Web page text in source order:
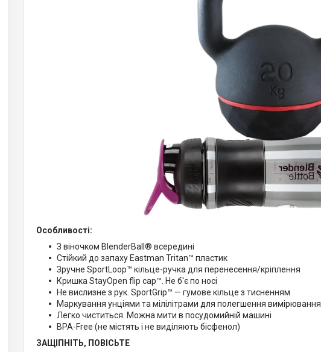
Особливості:
З віночком BlenderBall® всередині
Стійкий до запаху Eastman Tritan™ пластик
Зручне SportLoop™ кільце-ручка для перенесення/кріплення
Кришка StayOpen flip cap™. Не б'є по носі
Не вислизне з рук. SportGrip™ — гумове кільце з тисненням
Маркування унціями та мілілітрами для полегшення вимірювання
Легко чиститься. Можна мити в посудомийній машині
BPA-Free (не містять і не виділяють бісфенол)
ЗАЩІПНІТЬ, ПОВІСЬТЕ